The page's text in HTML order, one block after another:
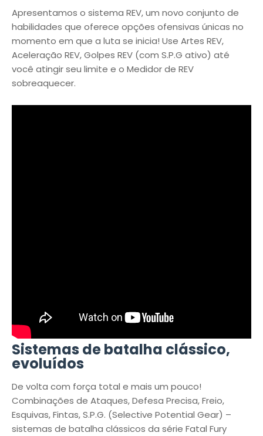
Apresentamos o sistema REV, um novo conjunto de
habilidades que oferece opções ofensivas únicas no
momento em que a luta se inicia! Use Artes REV,
Aceleração REV, Golpes REV (com S.P.G ativo) até
você atingir seu limite e o Medidor de REV
sobreaquecer.
Sistemas de batalha clássico,
evoluídos
De volta com força total e mais um pouco!
Combinações de Ataques, Defesa Precisa, Freio,
Esquivas, Fintas, S.P.G. (Selective Potential Gear) –
sistemas de batalha clássicos da série Fatal Fury